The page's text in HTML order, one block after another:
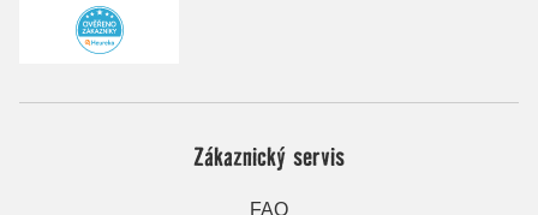
Zákaznický servis
FAQ